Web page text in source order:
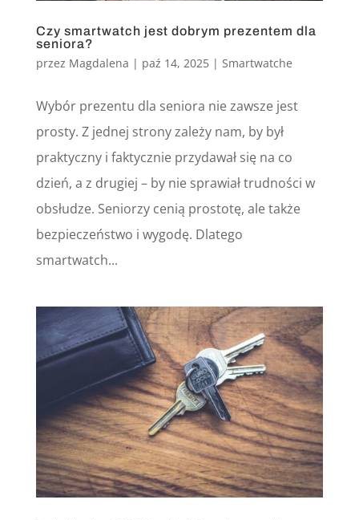
Czy smartwatch jest dobrym prezentem dla
seniora?
przez Magdalena | paź 14, 2025| Smartwatche
Wybór prezentu dla seniora nie zawsze jest
prosty. Z jednej strony zależy nam, by był
praktyczny i faktycznie przydawał się na co
dzień, a z drugiej – by nie sprawiał trudności w
obsłudze. Seniorzy cenią prostotę, ale także
bezpieczeństwo i wygodę. Dlatego
smartwatch...